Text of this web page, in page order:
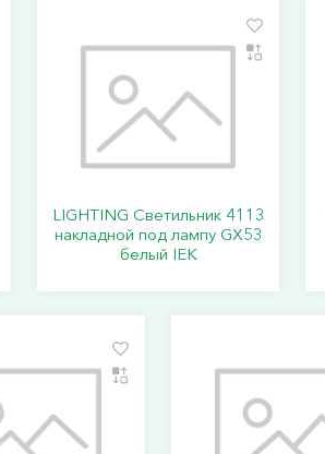
LIGHTING Светильник 4113
накладной под лампу GX53
белый IEK